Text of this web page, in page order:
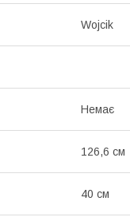
Wojcik
Немає
126,6 см
40 см